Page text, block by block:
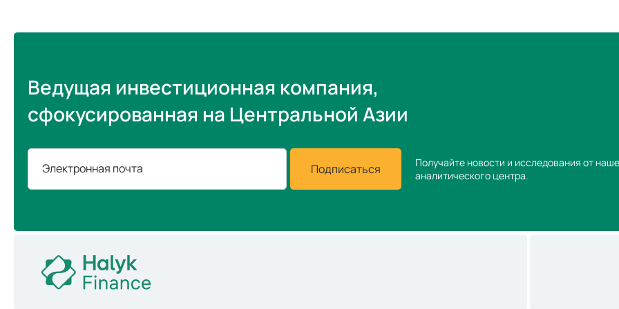
Ведущая инвестиционная компания,
сфокусированная на Центральной Азии
Электронная почта Подписаться
Получайте новости и исследования от
аналитического центра.